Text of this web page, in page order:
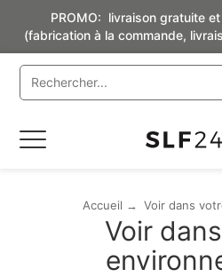
PROMO: livraison gratuite
(fabrication à la commande,
Basculer
Accueil Voir dans
Voir